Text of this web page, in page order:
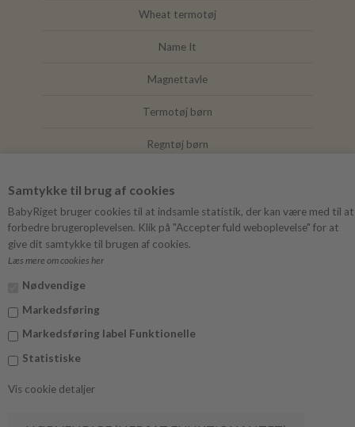
Samtykke til brug af cookies
BabyRiget bruger cookies til at indsamle statistik, der kan være med til at
forbedre brugeroplevelsen. Klik på "Accepter fuld weboplevelse" for at
give dit samtykke til brugen af cookies.
Læs mere om cookies her
Nødvendige
Markedsføring
Markedsføring label Funktionelle
Statistiske
Vis cookie detaljer
Wheat termotøj
Name It
Magnettavle
Termotøj børn
Regntøj børn
Mushie
Facebook